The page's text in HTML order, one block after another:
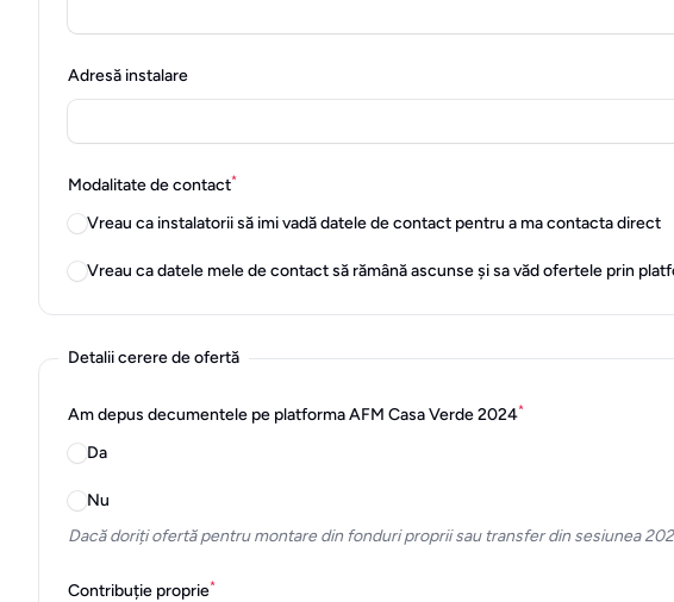
Adresă instalare
Modalitate de contact*
Vreau ca instalatorii să imi vadă datele de contact pentru a ma contacta direct
Vreau ca datele mele de contact să rămână ascunse și sa văd ofertele prin
Detalii cerere de ofertă
Am depus decumentele pe platforma AFM Casa Verde 2024*
Da
Nu
Dacă doriți ofertă pentru montare din fonduri proprii sau transfer din sesiunea
Contribuție proprie*